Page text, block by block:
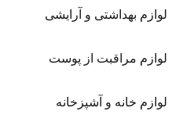
لوازم بهداشتی و آرایشی
لوازم مراقبت از پوست
لوازم خانه و آشپزخانه